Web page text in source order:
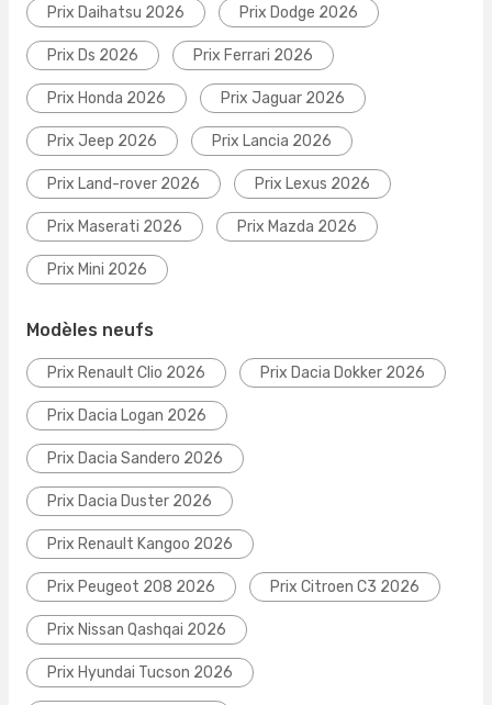
Prix Daihatsu 2026 Prix Dodge 2026
Prix Ds 2026 Prix Ferrari 2026
Prix Honda 2026 Prix Jaguar 2026
Prix Jeep 2026 Prix Lancia 2026
Prix Land-rover 2026 Prix Lexus 2026
Prix Maserati 2026 Prix Mazda 2026
Prix Mini 2026
Modèles neufs
Prix Renault Clio 2026 Prix Dacia Dokker 2026
Prix Dacia Logan 2026
Prix Dacia Sandero 2026
Prix Dacia Duster 2026
Prix Renault Kangoo 2026
Prix Peugeot 208 2026 Prix Citroen C3 2026
Prix Nissan Qashqai 2026
Prix Hyundai Tucson 2026